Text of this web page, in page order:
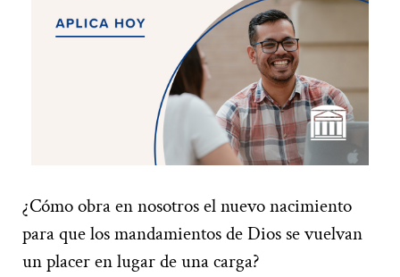
¿Cómo obra en nosotros el nuevo nacimiento
para que los mandamientos de Dios se vuelvan
un placer en lugar de una carga?